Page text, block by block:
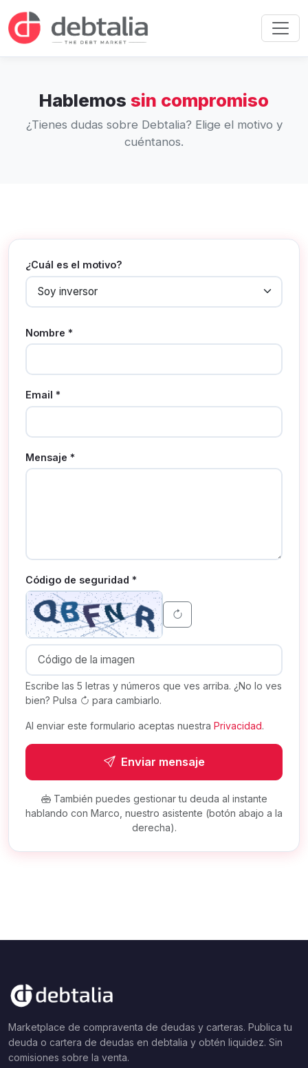
Hablemos sin compromiso
¿Tienes dudas sobre Debtalia? Elige el motivo y
cuéntanos.
¿Cuál es el motivo?
Nombre *
Email *
Mensaje *
Código de seguridad *
Escribe las 5 letras y números que ves arriba. ¿No lo ves
bien? Pulsa
para cambiarlo.
Al enviar este formulario aceptas nuestra Privacidad.
Enviar mensaje
También puedes gestionar tu deuda al instante
hablando con Marco, nuestro asistente (botón abajo a la
derecha).
Marketplace de compraventa de deudas y carteras. Publica tu
deuda o cartera de deudas en debtalia y obtén liquidez. Sin
comisiones sobre la venta.